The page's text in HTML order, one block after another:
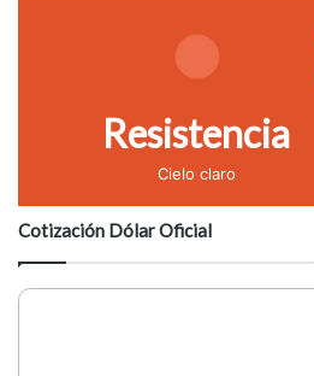
Resistencia
Cielo claro
Cotización Dólar Oficial